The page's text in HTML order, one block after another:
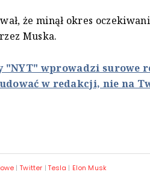
że minął okres
Muska.
"NYT" wprowadzi surowe
w redakcji, nie na
|Twitter |Tesla | Elon Musk